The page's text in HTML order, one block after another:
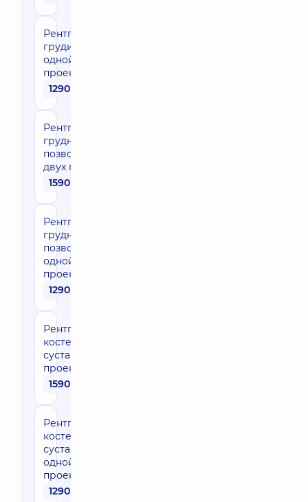
Рентгенография
грудины в
одной
проекции
1290 грн
Рентгенография
грудного отдела
позвоночника в
двух проекциях
1590 грн
Рентгенография
грудного отдела
позвоночника в
одной
проекции
1290 грн
Рентгенография
костей и
суставов в двух
проекциях
1590 грн
Рентгенография
костей и
суставов в
одной
проекции
1290 грн